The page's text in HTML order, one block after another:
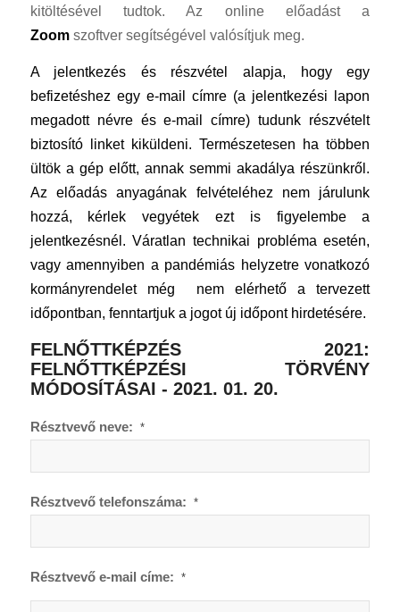
kitöltésével tudtok. Az online előadást a
Zoomszoftver segítségével valósítjuk meg.
A jelentkezés és részvétel alapja, hogy egy
befizetéshez egy e-mail címre (a jelentkezési lapon
megadott névre és e-mail címre) tudunk részvételt
biztosító linket kiküldeni. Természetesen ha többen
ültök a gép előtt, annak semmi akadálya részünkről.
Az előadás anyagának felvételéhez nem járulunk
hozzá, kérlek vegyétek ezt is figyelembe a
jelentkezésnél. Váratlan technikai probléma esetén,
vagy amennyiben a pandémiás helyzetre vonatkozó
kormányrendelet még nem elérhető a tervezett
időpontban, fenntartjuk a jogot új időpont hirdetésére.
FELNŐTTKÉPZÉS 2021:
FELNŐTTKÉPZÉSI TÖRVÉNY
MÓDOSÍTÁSAI - 2021. 01. 20.
Résztvevő neve: *
Résztvevő telefonszáma: *
Résztvevő e-mail címe: *